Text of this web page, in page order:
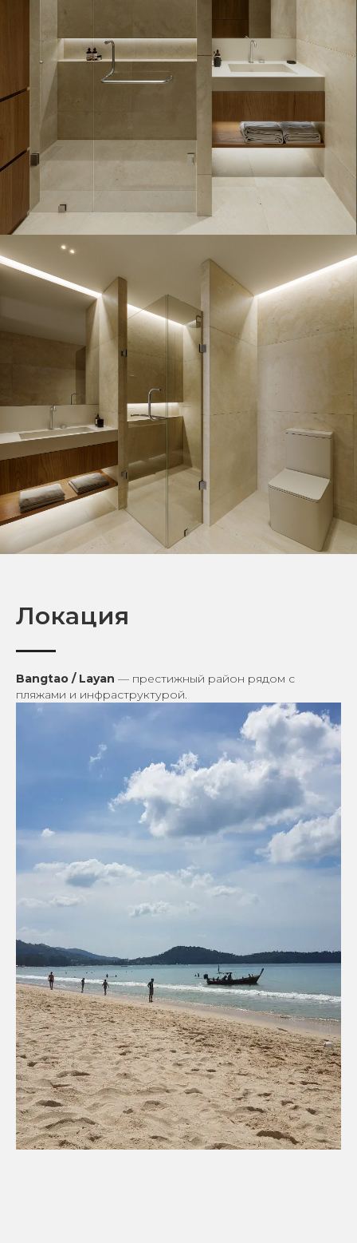
Локация
Bangtao / Layan — престижный район рядом с
пляжами и инфраструктурой.